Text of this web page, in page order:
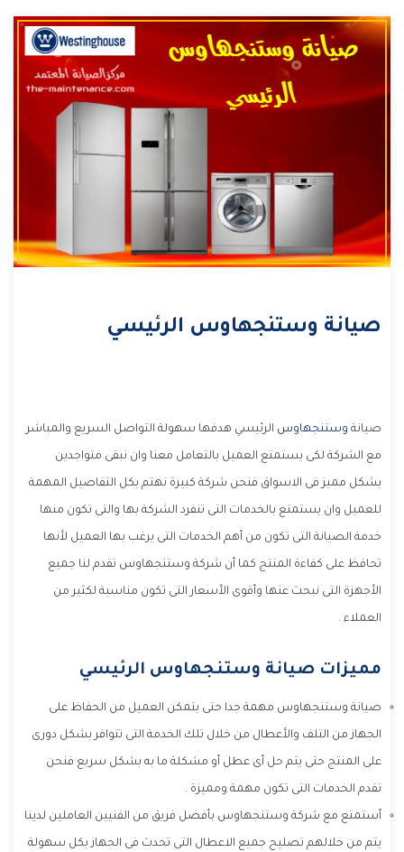
صيانة وستنجهاوس الرئيسي
صيانة وستنجهاوس الرئيسي هدفها سهولة التواصل السريع والمباشر
مع الشركة لكى يستمتع العميل بالتعامل معنا وان نبقى متواجدين
بشكل مميز فى الاسواق فنحن شركة كبيرة نهتم بكل التفاصيل المهمة
للعميل وان يستمتع بالخدمات التى تنفرد الشركة بها والتى تكون منها
خدمة الصيانة التى تكون من أهم الخدمات التى يرغب بها العميل لأنها
تحافظ على كفاءة المنتج كما أن شركة وستنجهاوس تقدم لنا جميع
الأجهزة التى نبحث عنها وأقوى الأسعار التى تكون مناسبة لكثير من
العملاء .
مميزات صيانة وستنجهاوس الرئيسي
صيانة وستنجهاوس مهمة جدا حتى يتمكن العميل من الحفاظ على
الجهاز من التلف والأعطال من خلال تلك الخدمة التى تتوافر بشكل دورى
على المنتج حتى يتم حل أى عطل أو مشكلة ما به بشكل سريع فنحن
نقدم الخدمات التى تكون مهمة ومميزة .
أستمتع مع شركة وستنجهاوس بأفضل فريق من الفنيين العاملين لدينا
يتم من خلالهم تصليح جميع الاعطال التى تحدث فى الجهاز بكل سهولة